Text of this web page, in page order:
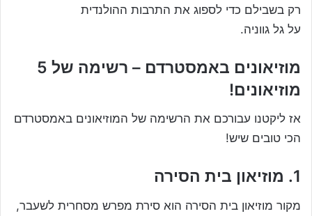
רק בשבילם כדי לספוג את התרבות ההולנדית
על גל גווניה.
מוזיאונים באמסטרדם – רשימה של 5
מוזיאונים!
אז ליקטנו עבורכם את הרשימה של המוזיאונים באמסטרדם
הכי טובים שיש!
1. מוזיאון בית הסירה
מקור מוזיאון בית הסירה הוא סירת מפרש מסחרית לשעבר,